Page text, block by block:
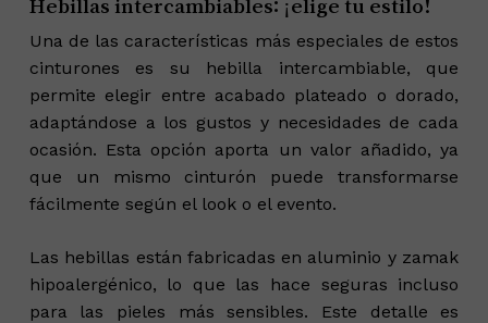
Hebillas intercambiables: ¡elige tu estilo!
Una de las características más especiales de estos
cinturones es su hebilla intercambiable, que
permite elegir entre acabado plateado o dorado,
adaptándose a los gustos y necesidades de cada
ocasión. Esta opción aporta un valor añadido, ya
que un mismo cinturón puede transformarse
fácilmente según el look o el evento.
Las hebillas están fabricadas en aluminio y zamak
hipoalergénico, lo que las hace seguras incluso
para las pieles más sensibles. Este detalle es